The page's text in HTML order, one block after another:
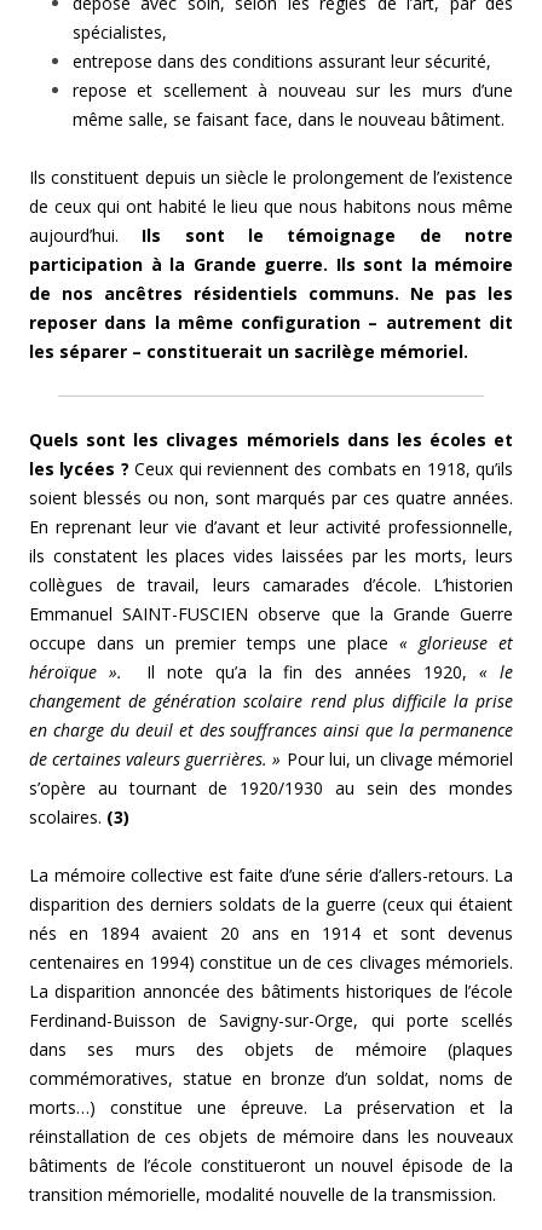
spécialistes,
entrepose dans des conditions assurant leur sécurité,
repose et scellement à nouveau sur les murs d’une
même salle, se faisant face, dans le nouveau bâtiment.
Ils constituent depuis un siècle le prolongement de l’existence
de ceux qui ont habité le lieu que nous habitons nous même
aujourd’hui. Ils sont le témoignage de notre
participation à la Grande guerre. Ils sont la mémoire
de nos ancêtres résidentiels communs. Ne pas les
reposer dans la même configuration – autrement dit
les séparer – constituerait un sacrilège mémoriel.
Quels sont les clivages mémoriels dans les écoles et
les lycées ? Ceux qui reviennent des combats en 1918, qu’ils
soient blessés ou non, sont marqués par ces quatre années.
En reprenant leur vie d’avant et leur activité professionnelle,
ils constatent les places vides laissées par les morts, leurs
collègues de travail, leurs camarades d’école. L’historien
Emmanuel SAINT-FUSCIEN observe que la Grande Guerre
occupe dans un premier temps une place « glorieuse et
héroïque ».
Il note qu’a la fin des années 1920,« le
changement de génération scolaire rend plus difficile la prise
en charge du deuil et des souffrances ainsi que la permanence
de certaines valeurs guerrières. » Pour lui, un clivage mémoriel
s’opère au tournant de 1920/1930 au sein des mondes
scolaires. (3)
La mémoire collective est faite d’une série d’allers-retours. La
disparition des derniers soldats de la guerre (ceux qui étaient
nés en 1894 avaient 20 ans en 1914 et sont devenus
centenaires en 1994) constitue un de ces clivages mémoriels.
La disparition annoncée des bâtiments historiques de l’école
Ferdinand-Buisson de Savigny-sur-Orge, qui porte scellés
dans ses murs des objets de mémoire (plaques
commémoratives, statue en bronze d’un soldat, noms de
morts…) constitue une épreuve. La préservation et la
réinstallation de ces objets de mémoire dans les nouveaux
bâtiments de l’école constitueront un nouvel épisode de la
transition mémorielle, modalité nouvelle de la transmission.